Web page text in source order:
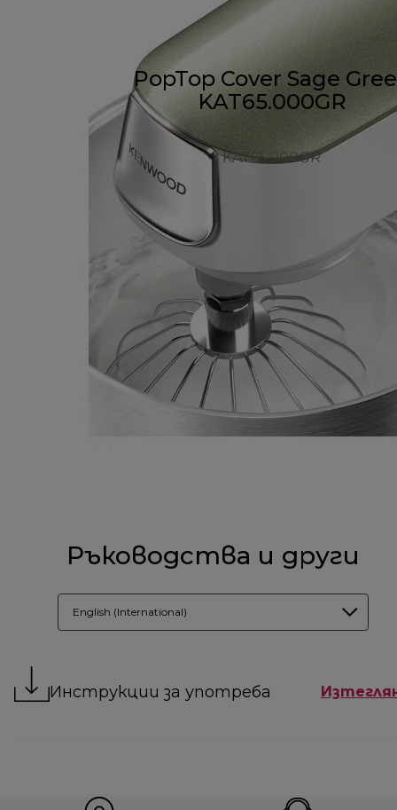
PopTop Cover Sage
KAT65.000GR
KAT65.000GR
Ръководства и други
English (International)
Инструкции за употреба